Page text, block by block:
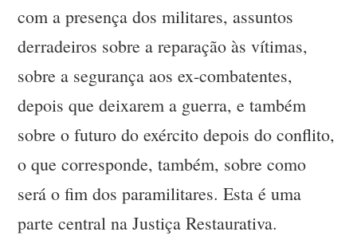
com a presença dos militares, assuntos
derradeiros sobre a reparação às vítimas,
sobre a segurança aos ex-combatentes,
depois que deixarem a guerra, e também
sobre o futuro do exército depois do conflito,
o que corresponde, também, sobre como
será o fim dos paramilitares. Esta é uma
parte central na Justiça Restaurativa.